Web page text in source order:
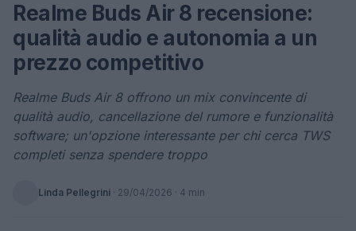
Realme Buds Air 8 recensione:
qualità audio e autonomia a un
prezzo competitivo
Realme Buds Air 8 offrono un mix convincente di
qualità audio, cancellazione del rumore e funzionalità
software; un'opzione interessante per chi cerca TWS
completi senza spendere troppo
Linda Pellegrini · 29/04/2026 · 4 min